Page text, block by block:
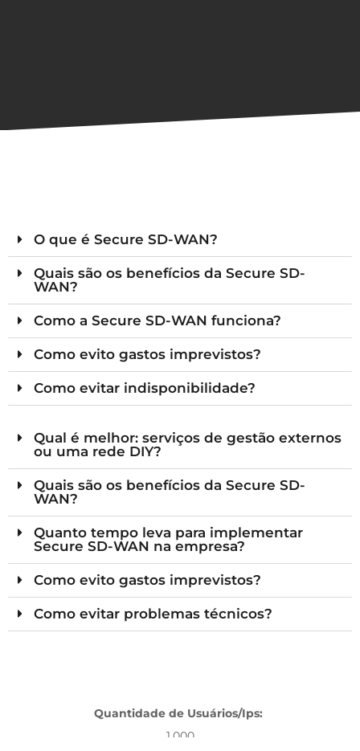
O que é Secure SD-WAN?
Quais são os benefícios da Secure SD-
WAN?
Como a Secure SD-WAN funciona?
Como evito gastos imprevistos?
Como evitar indisponibilidade?
Qual é melhor: serviços de gestão externos
ou uma rede DIY?
Quais são os benefícios da Secure SD-
WAN?
Quanto tempo leva para implementar
Secure SD-WAN na empresa?
Como evito gastos imprevistos?
Como evitar problemas técnicos?
Quantidade de Usuários/Ips:
1.000